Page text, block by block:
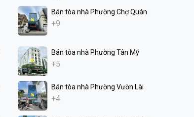
Bán tòa nhà Phường Chợ Quán
+9
Bán tòa nhà Phường Tân Mỹ
+5
Bán tòa nhà Phường Vườn Lài
+4